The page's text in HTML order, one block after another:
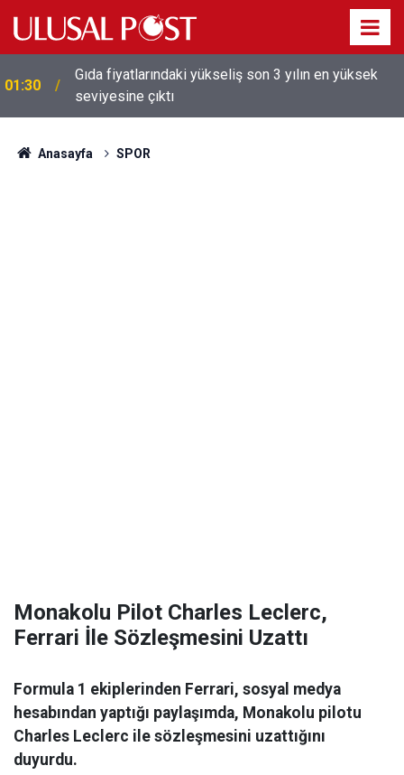
Gıda fiyatlarındaki yükseliş son 3 yılın en yüksek
seviyesine çıktı
01:26
Galatasaray'dan sekiz kişi hakkında savcılığa suç
duyurusu
Anasayfa SPOR
Monakolu Pilot Charles Leclerc,
Ferrari İle Sözleşmesini Uzattı
Formula 1 ekiplerinden Ferrari, sosyal medya
hesabından yaptığı paylaşımda, Monakolu pilotu
Charles Leclerc ile sözleşmesini uzattığını
duyurdu.